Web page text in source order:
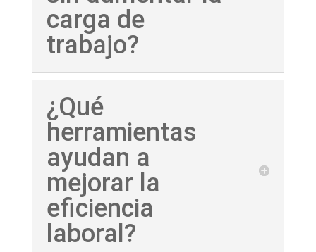
carga de
trabajo?
¿Qué
herramientas
ayudan a
mejorar la
eficiencia
laboral?